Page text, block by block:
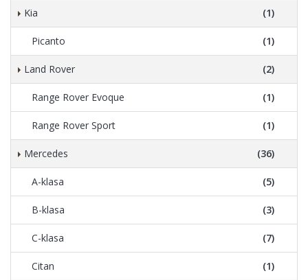
Kia (1)
Picanto (1)
Land Rover (2)
Range Rover Evoque (1)
Range Rover Sport (1)
Mercedes (36)
A-klasa (5)
B-klasa (3)
C-klasa (7)
Citan (1)